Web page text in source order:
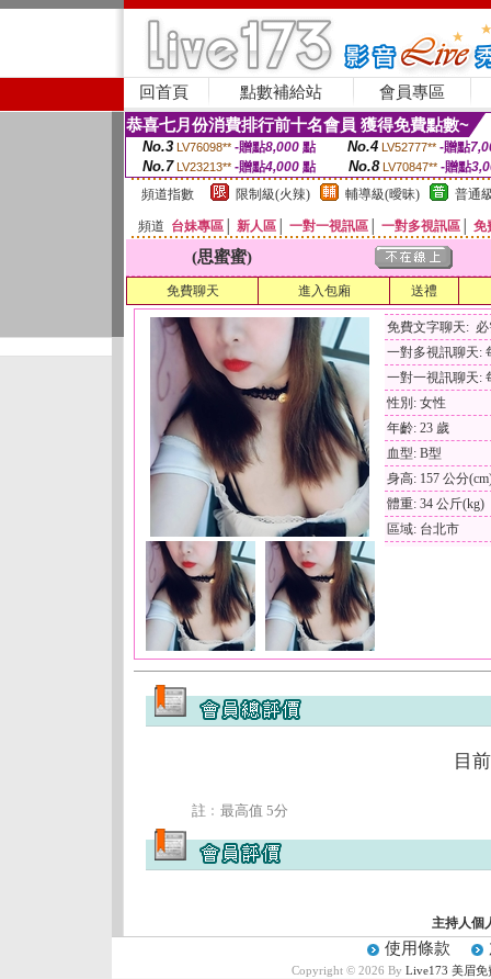
回首頁 點數補給站 會員專區
恭喜七月份消費排行前十名會員 獲得免費點數~
No.3 LV76098** -贈點8,000點 No.4 LV52777** -贈點
No.7 LV23213** -贈點4,000 點 No.8 LV70847** -贈點
頻道指數
限制級(火辣) 輔導級(曖昧) 普通
頻道 台妹專區 新人區 一對一視訊區 一對多視訊區 免
(思蜜蜜)
免費聊天 進入包廂 送禮
免費文字聊天:
一對多視訊聊天:
一對一視訊聊天:
性別: 女性
年齡: 23 歲
血型: B型
身高: 157 公分
體重: 34 公斤(kg)
區域: 台北市
目
註﹕最高值 5分
主持人個
使用條款
Copyright © 2026 By Live173 美眉